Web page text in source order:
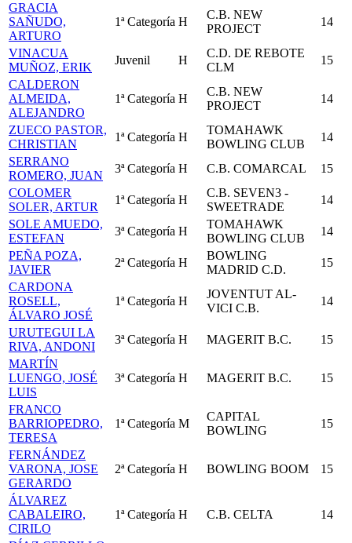
GRACIA
SAÑUDO,
ARTURO
1ª Categoría H
C.B. NEW
PROJECT
14
VINACUA
MUÑOZ, ERIK
Juvenil H
C.D. DE REBOTE
CLM
15
CALDERON
ALMEIDA,
ALEJANDRO
1ª Categoría H
C.B. NEW
PROJECT
14
ZUECO PASTOR,
CHRISTIAN
1ª Categoría H
TOMAHAWK
BOWLING CLUB
14
SERRANO
ROMERO, JUAN
3ª Categoría H C.B. COMARCAL
15
COLOMER
SOLER, ARTUR
1ª Categoría H
C.B. SEVEN3 -
SWEETRADE
14
SOLE AMUEDO,
ESTEFAN
3ª Categoría H
TOMAHAWK
BOWLING CLUB
14
PEÑA POZA,
JAVIER
2ª Categoría H
BOWLING
MADRID C.D.
15
CARDONA
ROSELL,
ÁLVARO JOSÉ
1ª Categoría H
JOVENTUT AL-
VICI C.B.
14
URUTEGUI LA
RIVA, ANDONI
3ª Categoría H MAGERIT B.C.
15
MARTÍN
LUENGO, JOSÉ
LUIS
3ª Categoría H MAGERIT B.C. 15
FRANCO
BARRIOPEDRO,
TERESA
1ª Categoría M
CAPITAL
BOWLING
15
FERNÁNDEZ
VARONA, JOSE
GERARDO
2ª Categoría H BOWLING BOOM 15
ÁLVAREZ
CABALEIRO,
CIRILO
1ª Categoría H C.B. CELTA 14